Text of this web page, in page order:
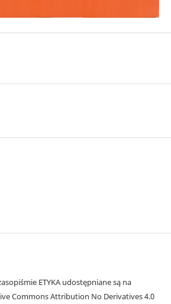
ETYKA udostępniane są na
Commons Attribution No Derivatives 4.0